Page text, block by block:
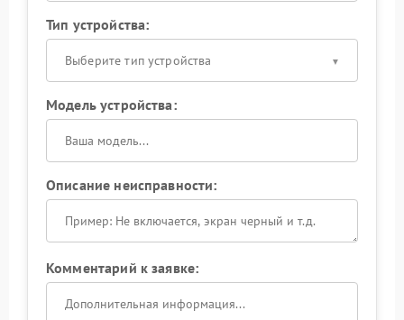
Тип устройства:
Выберите тип устройства
Модель устройства:
Описание неисправности:
Комментарий к заявке: